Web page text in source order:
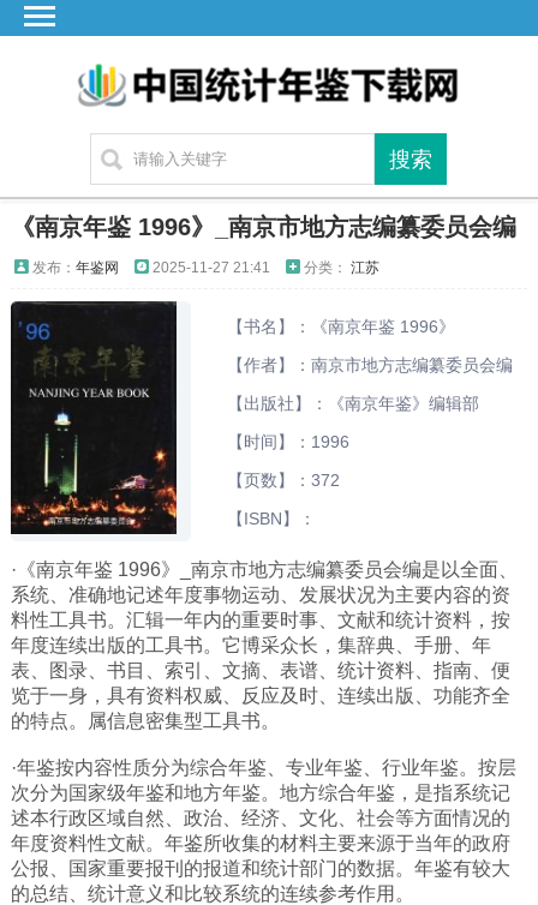
江苏
云南
浙江
江西
安徽
福建
海南
广西
西藏
上海
重庆
山西
黑龙江
吉林
辽宁
河北
《南京年鉴 1996》_南京市地方志编纂委员会编
发布： 年鉴网 2025-11-27 21:41 分类： 江苏
【书名】：《南京年鉴 1996》
【作者】：南京市地方志编纂委员会编
【出版社】：《南京年鉴》编辑部
【时间】：1996
【页数】：372
【ISBN】：
·《南京年鉴 1996》_南京市地方志编纂委员会编是以全面、
系统、准确地记述年度事物运动、发展状况为主要内容的资
料性工具书。汇辑一年内的重要时事、文献和统计资料，按
年度连续出版的工具书。它博采众长，集辞典、手册、年
表、图录、书目、索引、文摘、表谱、统计资料、指南、便
览于一身，具有资料权威、反应及时、连续出版、功能齐全
的特点。属信息密集型工具书。
·年鉴按内容性质分为综合年鉴、专业年鉴、行业年鉴。按层
次分为国家级年鉴和地方年鉴。地方综合年鉴，是指系统记
述本行政区域自然、政治、经济、文化、社会等方面情况的
年度资料性文献。年鉴所收集的材料主要来源于当年的政府
公报、国家重要报刊的报道和统计部门的数据。年鉴有较大
的总结、统计意义和比较系统的连续参考作用。